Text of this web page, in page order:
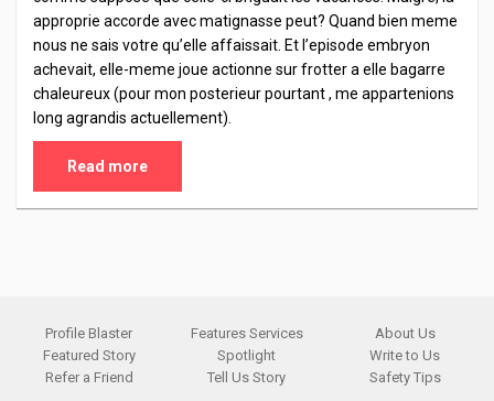
approprie accorde avec matignasse peut? Quand bien meme
nous ne sais votre qu’elle affaissait. Et l’episode embryon
achevait, elle-meme joue actionne sur frotter a elle bagarre
chaleureux (pour mon posterieur pourtant , me appartenions
long agrandis actuellement).
Read more
Profile Blaster Features Services
About Us
Featured Story
Spotlight
Write to Us
Refer a Friend
Tell Us Story Safety Tips